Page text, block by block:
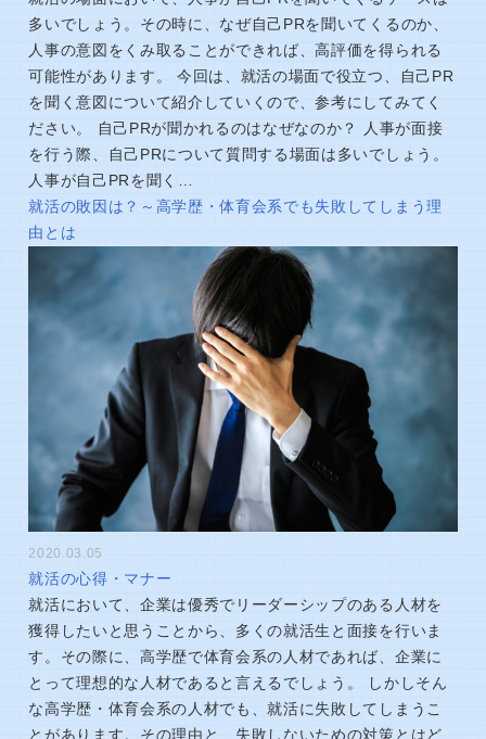
多いでしょう。その時に、なぜ自己PRを聞いてくるのか、
人事の意図をくみ取ることができれば、高評価を得られる
可能性があります。 今回は、就活の場面で役立つ、自己PR
を聞く意図について紹介していくので、参考にしてみてく
ださい。 自己PRが聞かれるのはなぜなのか？ 人事が面接
を行う際、自己PRについて質問する場面は多いでしょう。
人事が自己PRを聞く…
就活の敗因は？～高学歴・体育会系でも失敗してしまう理
由とは
2020.03.05
就活の心得・マナー
就活において、企業は優秀でリーダーシップのある人材を
獲得したいと思うことから、多くの就活生と面接を行いま
す。その際に、高学歴で体育会系の人材であれば、企業に
とって理想的な人材であると言えるでしょう。 しかしそん
な高学歴・体育会系の人材でも、就活に失敗してしまうこ
とがあります。その理由と、失敗しないための対策とはど